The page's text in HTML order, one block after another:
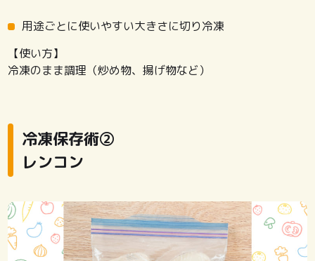
用途ごとに使いやすい大きさに切り冷凍
【使い方】
冷凍のまま調理（炒め物、揚げ物など）
冷凍保存術②
レンコン